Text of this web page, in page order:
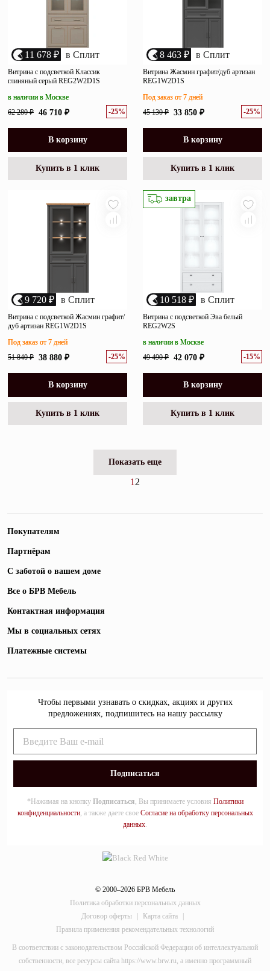
11 678 ₽ в Сплит
Витрина с подсветкой Классик
глиняный серый REG2W2D1S
62 280 ₽ 46 710 ₽ -25%
в наличии в Москве
В корзину
Купить в 1 клик
8 463 ₽ в Сплит
Витрина Жасмин графит/дуб артизан
REG1W2D1S
45 130 ₽ 33 850 ₽ -25%
Под заказ от 7 дней
В корзину
Купить в 1 клик
9 720 ₽ в Сплит
Витрина с подсветкой Жасмин графит/
дуб артизан REG1W2D1S
51 840 ₽ 38 880 ₽ -25%
Под заказ от 7 дней
В корзину
Купить в 1 клик
завтра
10 518 ₽ в Сплит
Витрина с подсветкой Эва белый
REG2W2S
49 490 ₽ 42 070 ₽ -15%
в наличии в Москве
В корзину
Купить в 1 клик
Показать еще
1 2
Покупателям
Партнёрам
С заботой о вашем доме
Все о БРВ Мебель
Контактная информация
Мы в социальных сетях
Платежные системы
Чтобы первыми узнавать о скидках, акциях и других
предложениях, подпишитесь на нашу рассылку
*Нажимая на кнопку Подписаться, Вы принимаете условия Политики
конфиденциальности, а также даете свое Согласие на обработку персональных
данных.
© 2000–2026 БРВ Мебель
Политика обработки персональных данных
Договор оферты
Карта сайта
Правила применения рекомендательных технологий
В соответствии с законодательством Российской Федерации об интеллектуальной
собственности, все ресурсы сайта https://www.brw.ru, а именно программный